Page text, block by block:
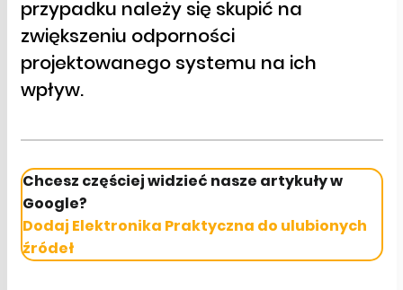
przypadku należy się skupić na
zwiększeniu odporności
projektowanego systemu na ich
wpływ.
Chcesz częściej widzieć nasze artykuły w
Google?
Dodaj Elektronika Praktyczna do ulubionych
źródeł